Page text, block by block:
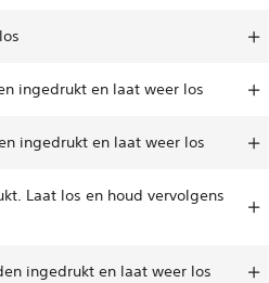
ingedrukt en laat weer los
ingedrukt en laat weer los
Laat los en houd vervolgens
ingedrukt en laat weer los